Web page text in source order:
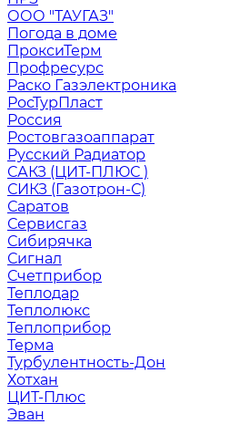
ООО "ТАУГАЗ"
Погода в доме
ПроксиТерм
Профресурс
Раско Газэлектроника
РосТурПласт
Россия
Ростовгазоаппарат
Русский Радиатор
САКЗ (ЦИТ-ПЛЮС )
СИКЗ (Газотрон-С)
Саратов
Сервисгаз
Сибирячка
Сигнал
Счетприбор
Теплодар
Теплолюкс
Теплоприбор
Терма
Турбулентность-Дон
Хотхан
ЦИТ-Плюс
Эван